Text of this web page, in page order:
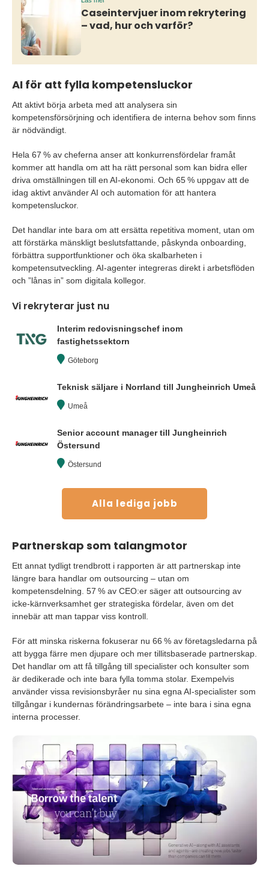
Caseintervjuer inom rekrytering
– vad, hur och varför?
AI för att fylla kompetensluckor
Att aktivt börja arbeta med att analysera sin
kompetensförsörjning och identifiera de interna behov som finns
är nödvändigt.
Hela 67 % av cheferna anser att konkurrensfördelar framåt
kommer att handla om att ha rätt personal som kan bidra eller
driva omställningen till en AI-ekonomi. Och 65 % uppgav att de
idag aktivt använder AI och automation för att hantera
kompetensluckor.
Det handlar inte bara om att ersätta repetitiva moment, utan om
att förstärka mänskligt beslutsfattande, påskynda onboarding,
förbättra supportfunktioner och öka skalbarheten i
kompetensutveckling. AI-agenter integreras direkt i arbetsflöden
och ”lånas in” som digitala kollegor.
Vi rekryterar just nu
Interim redovisningschef inom
fastighetssektorn
Göteborg
Teknisk säljare i Norrland till Jungheinrich Umeå
Umeå
Senior account manager till Jungheinrich
Östersund
Östersund
Alla lediga jobb
Partnerskap som talangmotor
Ett annat tydligt trendbrott i rapporten är att partnerskap inte
längre bara handlar om outsourcing – utan om
kompetensdelning. 57 % av CEO:er säger att outsourcing av
icke-kärnverksamhet ger strategiska fördelar, även om det
innebär att man tappar viss kontroll.
För att minska riskerna fokuserar nu 66 % av företagsledarna på
att bygga färre men djupare och mer tillitsbaserade partnerskap.
Det handlar om att få tillgång till specialister och konsulter som
är dedikerade och inte bara fylla tomma stolar. Exempelvis
använder vissa revisionsbyråer nu sina egna AI-specialister som
tillgångar i kundernas förändringsarbete – inte bara i sina egna
interna processer.